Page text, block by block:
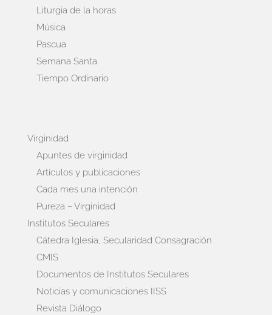
Liturgia de la horas
Música
Pascua
Semana Santa
Tiempo Ordinario
Virginidad
Apuntes de virginidad
Artículos y publicaciones
Cada mes una intención
Pureza – Virginidad
Institutos Seculares
Cátedra Iglesia, Secularidad Consagración
CMIS
Documentos de Institutos Seculares
Noticias y comunicaciones IISS
Revista Diálogo